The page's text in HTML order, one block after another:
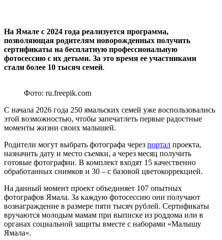
На Ямале с 2024 года реализуется программа,
позволяющая родителям новорожденных получить
сертификаты на бесплатную профессиональную
фотосессию с их детьми. За это время ее участниками
стали более 10 тысяч семей.
Фото: ru.freepik.com
С начала 2026 года 250 ямальских семей уже воспользовались
этой возможностью, чтобы запечатлеть первые радостные
моменты жизни своих малышей.
Родители могут выбрать фотографа через портал проекта,
назначить дату и место съемки, а через месяц получить
готовые фотографии. В комплект входят 15 качественно
обработанных снимков и 30 – с базовой цветокоррекцией.
На данный момент проект объединяет 107 опытных
фотографов Ямала. За каждую фотосессию они получают
вознаграждение в размере пяти тысяч рублей. Сертификаты
вручаются молодым мамам при выписке из роддома или в
органах социальной защиты вместе с наборами «Малышу
Ямала».